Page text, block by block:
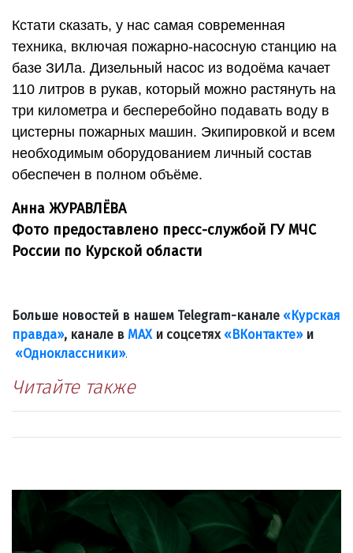
Кстати сказать, у нас самая современная
техника, включая пожарно-насосную станцию на
базе ЗИЛа. Дизельный насос из водоёма качает
110 литров в рукав, который можно растянуть на
три километра и бесперебойно подавать воду в
цистерны пожарных машин. Экипировкой и всем
необходимым оборудованием личный состав
обеспечен в полном объёме.
Анна ЖУРАВЛЁВА
Фото предоставлено пресс-службой ГУ МЧС
России по Курской области
Больше новостей в нашем Telegram-канале «Курская
правда», канале в МАХи соцсетях «ВКонтакте»и
«Одноклассники».
Читайте также